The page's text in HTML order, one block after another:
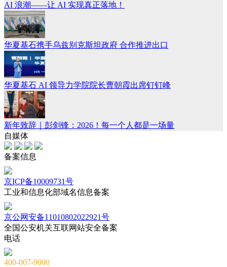
AI 浪潮——让 AI 实现真正落地！
华夏基石携手乌兹别克斯坦政府 合作推进出口
华夏基石 AI 领导力学院院长曹朝霞出席钉钉峰
新年致辞｜彭剑锋：2026！每一个人都是一场量
自媒体
备案信息
京ICP备10009731号
工业和信息化部域名信息备案
京公网安备11010802022921号
全国公安机关互联网站安全备案
电话
400-007-9000